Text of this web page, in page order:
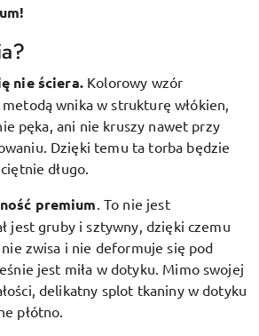
nie ściera. Kolorowy wzór
wnika w strukturę włókien,
pęka, ani nie kruszy nawet przy
Dzięki temu ta torba będzie
długo.
premium To nie jest
jest gruby i sztywny, dzięki czemu
zwisa i nie deformuje się pod
jest miła w dotyku. Mimo swojej
delikatny splot tkaniny w dotyku
płótno.